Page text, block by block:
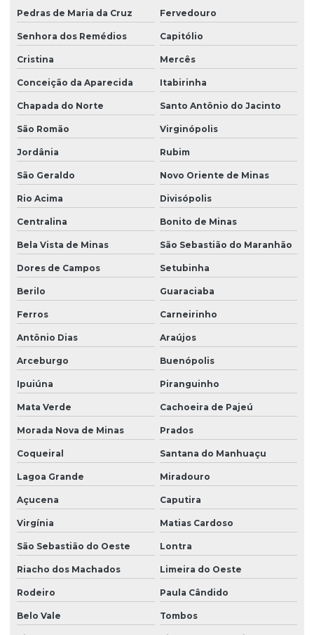
Pedras de Maria da Cruz Fervedouro
Senhora dos Remédios Capitólio
Cristina Mercês
Conceição da Aparecida Itabirinha
Chapada do Norte Santo Antônio do Jacinto
São Romão Virginópolis
Jordânia Rubim
São Geraldo Novo Oriente de Minas
Rio Acima Divisópolis
Centralina Bonito de Minas
Bela Vista de Minas São Sebastião do Maranhão
Dores de Campos Setubinha
Berilo Guaraciaba
Ferros Carneirinho
Antônio Dias Araújos
Arceburgo Buenópolis
Ipuiúna Piranguinho
Mata Verde Cachoeira de Pajeú
Morada Nova de Minas Prados
Coqueiral Santana do Manhuaçu
Lagoa Grande Miradouro
Açucena Caputira
Virgínia Matias Cardoso
São Sebastião do Oeste Lontra
Riacho dos Machados Limeira do Oeste
Rodeiro Paula Cândido
Belo Vale Tombos